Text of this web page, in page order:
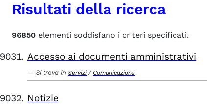
Risultati della ricerca
96850 elementi soddisfano i criteri specificati.
Accesso ai documenti amministrativi
Si trova in Servizi / Comunicazione
Notizie